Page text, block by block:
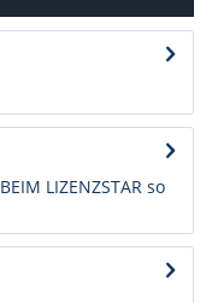
LIZENZSTAR so